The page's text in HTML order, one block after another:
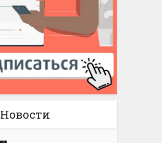
Новости